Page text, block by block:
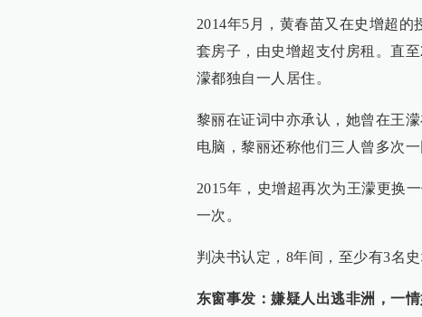
2014年5月，黄春苗又在史增超
套房子，由史增超支付房租。直
濛都独自一人居住。
黎丽在证词中亦承认，她曾在王
电脑，黎丽还称他们三人曾多次一
2015年，史增超再次为王濛更换
一次。
判决书认定，8年间，至少有3名
东窗事发：嫌疑人出逃非洲，一